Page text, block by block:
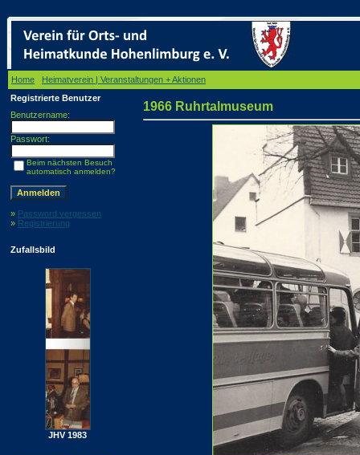
Home Heimatverein | Veranstaltungen + Aktionen
Registrierte Benutzer
Benutzername:
Passwort:
Beim nächsten Besuch
automatisch anmelden?
» Password vergessen
» Registrierung
Zufallsbild
JHV 1983
1966 Ruhrtalmuseum